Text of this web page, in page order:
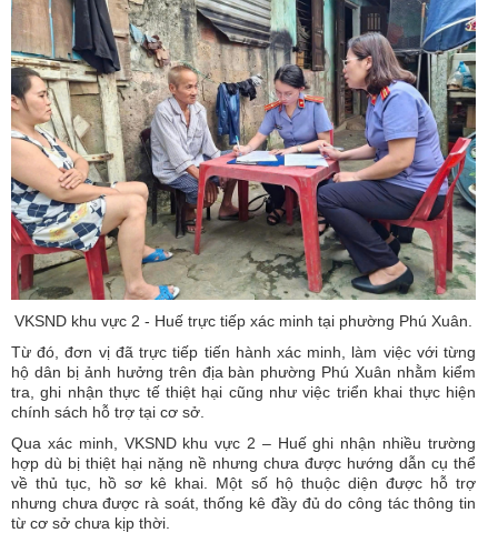
VKSND khu vực 2 - Huế trực tiếp xác minh tại phường Phú Xuân.
Từ đó, đơn vị đã trực tiếp tiến hành xác minh, làm việc với từng
hộ dân bị ảnh hưởng trên địa bàn phường Phú Xuân nhằm kiểm
tra, ghi nhận thực tế thiệt hại cũng như việc triển khai thực hiện
chính sách hỗ trợ tại cơ sở.
Qua xác minh, VKSND khu vực 2 – Huế ghi nhận nhiều trường
hợp dù bị thiệt hại nặng nề nhưng chưa được hướng dẫn cụ thể
về thủ tục, hồ sơ kê khai. Một số hộ thuộc diện được hỗ trợ
nhưng chưa được rà soát, thống kê đầy đủ do công tác thông tin
từ cơ sở chưa kịp thời.